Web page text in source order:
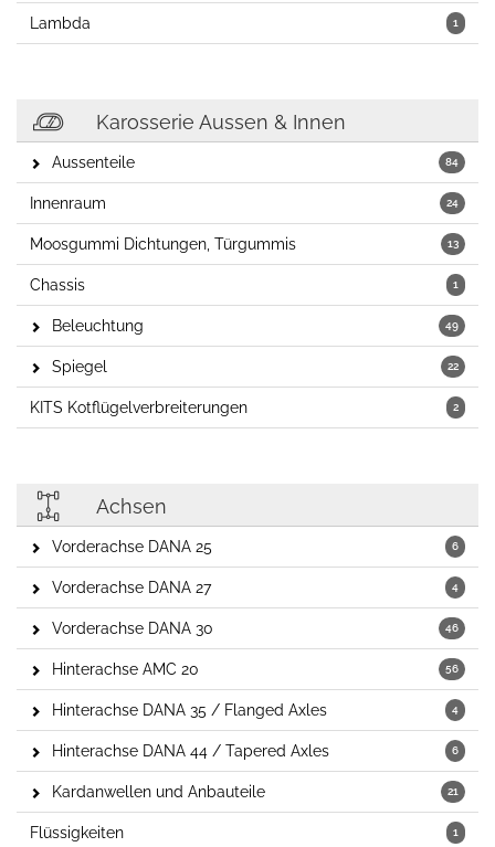
1
Lambda
Karosserie Aussen & Innen
84
Aussenteile
24
Innenraum
13
Moosgummi Dichtungen, Türgummis
1
Chassis
49
Beleuchtung
22
Spiegel
2
KITS Kotflügelverbreiterungen
Achsen
6
Vorderachse DANA 25
4
Vorderachse DANA 27
46
Vorderachse DANA 30
56
Hinterachse AMC 20
4
Hinterachse DANA 35 / Flanged Axles
6
Hinterachse DANA 44 / Tapered Axles
21
Kardanwellen und Anbauteile
1
Flüssigkeiten